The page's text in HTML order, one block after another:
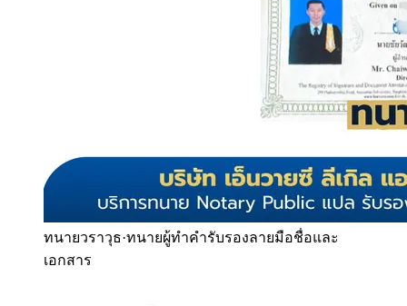
ทนายวราวุธ·ทนายผู้ทำคำรับรองลายมือชื่อและ
เอกสาร